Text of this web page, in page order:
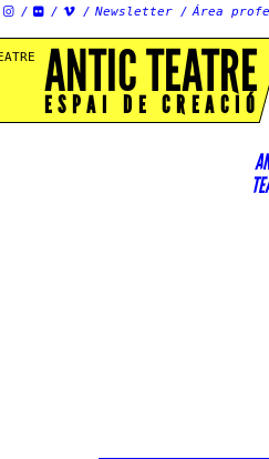
   Newsletter Área
ANTIC TEATRE
ESPAI DE CREACIÓ